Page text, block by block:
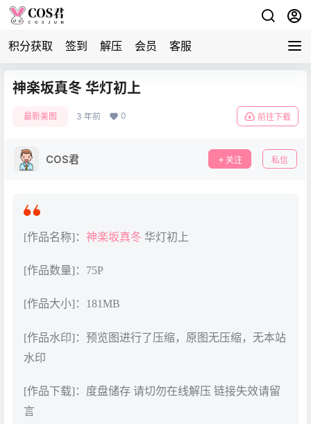
积分获取 签到 解压 会员 客服
神楽坂真冬 华灯初上
最新美图 3 年前 0 前往下载
COS君 关注 私信
[作品名称]： 神楽坂真冬 华灯初上
[作品数量]：75P
[作品大小]：181MB
[作品水印]：预览图进行了压缩，原图无压缩，无本站
水印
[作品下载]：度盘储存 请切勿在线解压 链接失效请留
言